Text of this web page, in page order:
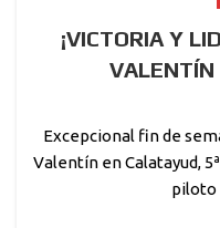
¡VICTORIA Y
VALENTÍN
Excepcional fin de
Valentín en Calatayud,
piloto